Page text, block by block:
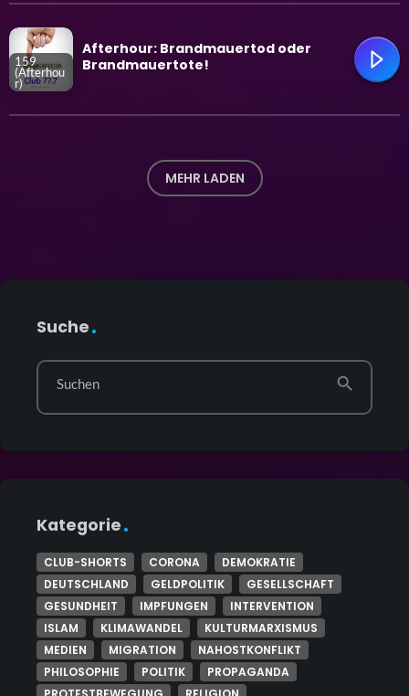
trending_flat
159
(Afterhou
r)
Afterhour: Brandmauertod oder
Brandmauertote!
MEHR LADEN
Suche
Suchen search
Kategorie
CLUB-SHORTS CORONA
DEMOKRATIE
DEUTSCHLAND
GELDPOLITIK
GESELLSCHAFT
GESUNDHEIT
IMPFUNGEN
INTERVENTION
ISLAM
KLIMAWANDEL
KULTURMARXISMUS
MEDIEN
MIGRATION
NAHOSTKONFLIKT
PHILOSOPHIE
POLITIK
PROPAGANDA